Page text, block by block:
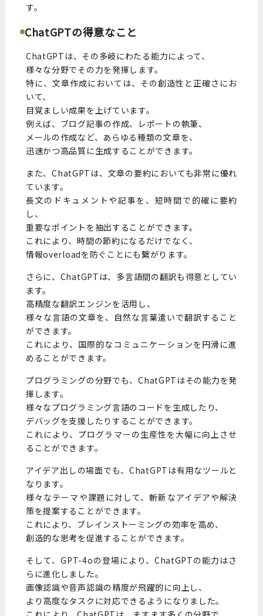
す。
ChatGPTの得意なこと
ChatGPTは、その多岐にわたる能力によって、
様々な分野でその力を発揮します。
特に、文章作成においては、その創造性と正確さにお
いて、
目覚ましい成果を上げています。
例えば、ブログ記事の作成、レポートの執筆、
メールの作成など、あらゆる種類の文章を、
迅速かつ高品質に生成することができます。
また、ChatGPTは、文章の要約においても非常に優れ
ています。
長文のドキュメントや記事を、短時間で的確に要約
し、
重要なポイントを抽出することができます。
これにより、時間の節約になるだけでなく、
情報overloadを防ぐことにも繋がります。
さらに、ChatGPTは、多言語間の翻訳も得意としてい
ます。
高精度な翻訳エンジンを活用し、
様々な言語の文章を、自然な言葉遣いで翻訳すること
ができます。
これにより、国際的なコミュニケーションを円滑に進
めることができます。
プログラミングの分野でも、ChatGPTはその能力を発
揮します。
様々なプログラミング言語のコードを生成したり、
デバッグを支援したりすることができます。
これにより、プログラマーの生産性を大幅に向上させ
ることができます。
アイデア出しの場面でも、ChatGPTは有用なツールと
なります。
様々なテーマや課題に対して、斬新なアイデアや解決
策を提案することができます。
これにより、ブレインストーミングの効率を高め、
創造的な思考を促進することができます。
そして、GPT-4oの登場により、ChatGPTの能力はさ
らに進化しました。
画像認識や音声認識の精度が飛躍的に向上し、
より高度なタスクに対応できるようになりました。